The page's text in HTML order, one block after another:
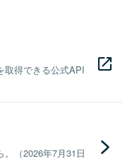
取得できる公式API
（2026年7月31日